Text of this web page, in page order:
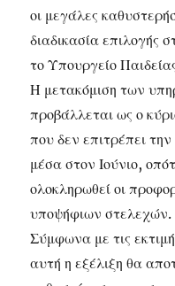
οι μεγάλες
διαδικασία επιλογής
το Υπουργείο
Η μετακόμιση των
προβάλλεται ως ο
που δεν επιτρέπει
μέσα στον Ιούνιο,
ολοκληρωθεί οι
υποψήφιων στελεχών.
Σύμφωνα με τις
αυτή η εξέλιξη θα